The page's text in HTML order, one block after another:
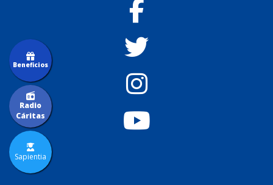
Sapientia
Radio
Cáritas
Beneficios